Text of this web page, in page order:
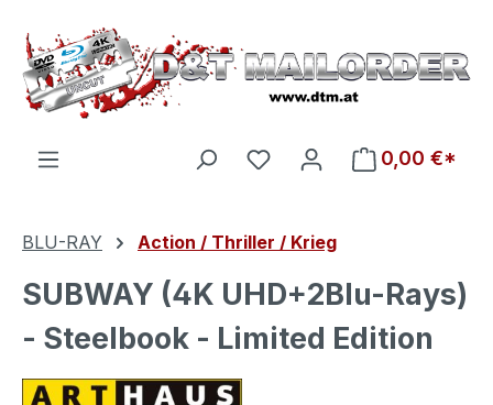
Zum Hauptinhalt springen
Du hast 0 Produkte auf
0,00 €*
BLU-RAY Action / Thriller / Krieg
SUBWAY (4K UHD+2Blu-Rays)
- Steelbook - Limited Edition